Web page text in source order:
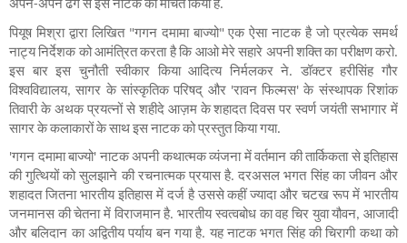
अपने-अपने ढंग से इस नाटक का मंचित किया है.
पियूष मिश्रा द्वारा लिखित "गगन दमामा बाज्यो" एक ऐसा नाटक है जो प्रत्येक समर्थ
नाट्य निर्देशक को आमंत्रित करता है कि आओ मेरे सहारे अपनी शक्ति का परीक्षण करो.
इस बार इस चुनौती स्वीकार किया आदित्य निर्मलकर ने. डॉक्टर हरीसिंह गौर
विश्वविद्यालय, सागर के सांस्कृतिक परिषद् और 'रावन फिल्मस' के संस्थापक रिशांक
तिवारी के अथक प्रयत्नों से शहीदे आज़म के शहादत दिवस पर स्वर्ण जयंती सभागार में
सागर के कलाकारों के साथ इस नाटक को प्रस्तुत किया गया.
'गगन दमामा बाज्यो' नाटक अपनी कथात्मक व्यंजना में वर्तमान की तार्किकता से इतिहास
की गुत्थियों को सुलझाने की रचनात्मक प्रयास है. दरअसल भगत सिंह का जीवन और
शहादत जितना भारतीय इतिहास में दर्ज है उससे कहीं ज्यादा और चटख रूप में भारतीय
जनमानस की चेतना में विराजमान है. भारतीय स्वत्वबोध का वह चिर युवा यौवन, आजादी
और बलिदान का अद्वितीय पर्याय बन गया है. यह नाटक भगत सिंह की चिरागी कथा को